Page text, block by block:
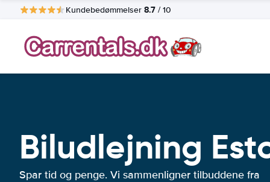
Kundebedømmelser 8.7 / 10
Biludlejning
Spar tid og penge. Vi sammenligner tilbuddene fra